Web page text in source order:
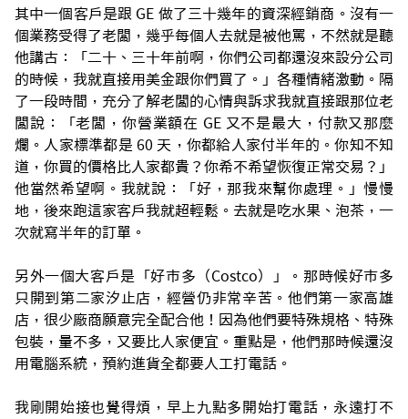
其中一個客戶是跟 GE 做了三十幾年的資深經銷商。沒有一
個業務受得了老闆，幾乎每個人去就是被他罵，不然就是聽
他講古：「二十、三十年前啊，你們公司都還沒來設分公司
的時候，我就直接用美金跟你們買了。」各種情緒激動。隔
了一段時間，充分了解老闆的心情與訴求我就直接跟那位老
闆說：「老闆，你營業額在 GE 又不是最大，付款又那麼
爛。人家標準都是 60 天，你都給人家付半年的。你知不知
道，你買的價格比人家都貴？你希不希望恢復正常交易？」
他當然希望啊。我就說：「好，那我來幫你處理。」慢慢
地，後來跑這家客戶我就超輕鬆。去就是吃水果、泡茶，一
次就寫半年的訂單。
另外一個大客戶是「好市多（Costco）」。那時候好市多
只開到第二家汐止店，經營仍非常辛苦。他們第一家高雄
店，很少廠商願意完全配合他！因為他們要特殊規格、特殊
包裝，量不多，又要比人家便宜。重點是，他們那時候還沒
用電腦系統，預約進貨全都要人工打電話。
我剛開始接也覺得煩，早上九點多開始打電話，永遠打不